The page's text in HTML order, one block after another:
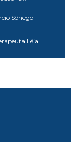
Sônego
Léia...